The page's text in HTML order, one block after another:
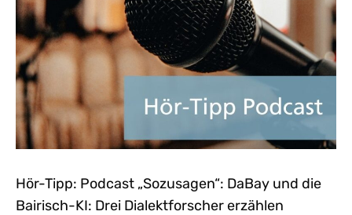
Hör-Tipp: Podcast „Sozusagen“: DaBay und die
Bairisch-KI: Drei Dialektforscher erzählen